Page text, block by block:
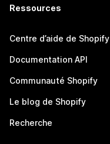
Ressources
Centre d’aide de Shopify
Documentation API
Communauté Shopify
Le blog de Shopify
Recherche